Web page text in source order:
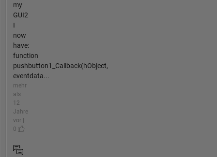
my
GUI2
I
now
have:
function
pushbutton1_Callback(hObject,
eventdata...
mehr
als
12
Jahre
vor |
0